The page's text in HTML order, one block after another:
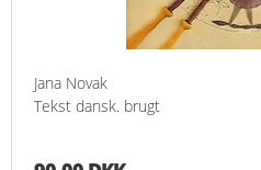
Jana Novak
Tekst dansk. brugt